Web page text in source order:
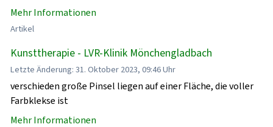
Mehr Informationen
Artikel
Kunsttherapie - LVR-Klinik Mönchengladbach
Letzte Änderung: 31. Oktober 2023, 09:46 Uhr
verschieden große Pinsel liegen auf einer Fläche, die voller
Farbklekse ist
Mehr Informationen